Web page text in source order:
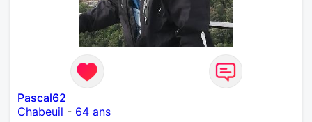
Pascal62
Chabeuil - 64 ans